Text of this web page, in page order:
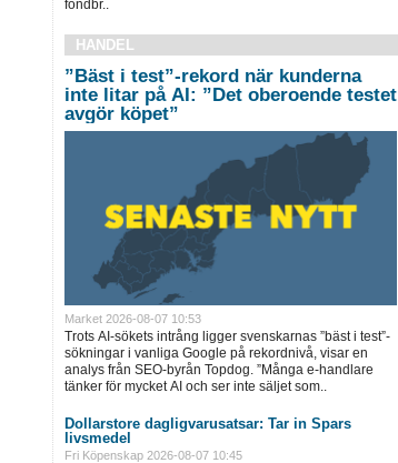
fondbr..
HANDEL
”Bäst i test”-rekord när kunderna
inte litar på AI: ”Det oberoende testet
avgör köpet”
Market 2026-08-07 10:53
Trots AI-sökets intrång ligger svenskarnas ”bäst i test”-
sökningar i vanliga Google på rekordnivå, visar en
analys från SEO-byrån Topdog. ”Många e-handlare
tänker för mycket AI och ser inte säljet som..
Dollarstore dagligvarusatsar: Tar in Spars
livsmedel
Fri Köpenskap 2026-08-07 10:45